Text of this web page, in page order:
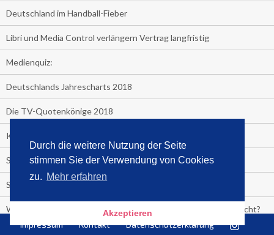
Durch die weitere Nutzung der Seite
stimmen Sie der Verwendung von Cookies
zu. Mehr erfahren
Akzeptieren
Deutschland im Handball-Fieber
Libri und Media Control verlängern Vertrag langfristig
Medienquiz:
Deutschlands Jahrescharts 2018
Die TV-Quotenkönige 2018
KNV und Media Control verlängern vorzeitig Zusammenarbeit
STRENG VERTRAULICH
Streaming verändert TV?
Welcher TV-Sender hat seine Marktanteile seit 2013 vervierfacht?
Impressum Kontakt Datenschutzerklärung